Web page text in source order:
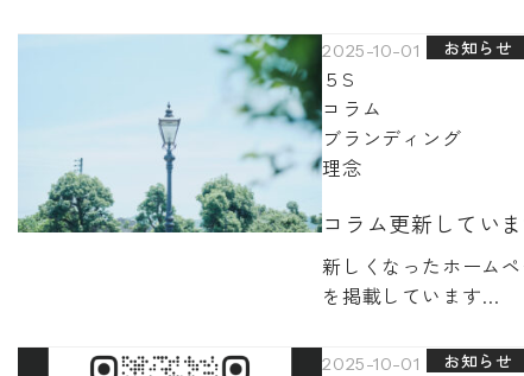
2025-10-01 お知らせ
５S
コラム
ブランディング
理念
コラム更新していま
新しくなったホーム
を掲載しています…
2025-10-01 お知らせ